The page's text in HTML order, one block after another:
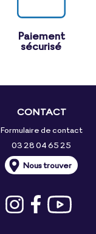
Paiement
sécurisé
CONTACT
Formulaire de contact
03 28 04 65 25
Nous trouver